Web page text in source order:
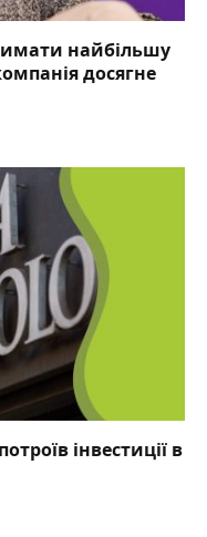
найбільшу
досягне
інвестиції в